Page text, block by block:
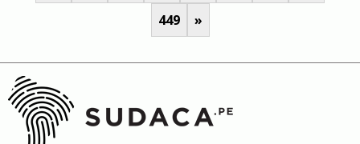
449 »